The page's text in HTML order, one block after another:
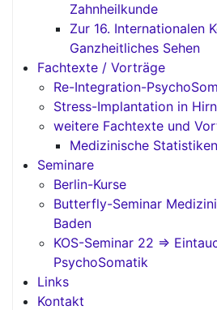
Zahnheilkunde
Zur 16. Internationalen
Ganzheitliches Sehen
Fachtexte / Vorträge
Re-Integration-
Stress-Implantation in
weitere Fachtexte und
Medizinische Statistiken
Seminare
Berlin-Kurse
Butterfly-Seminar
Baden
KOS-Seminar 22 =>
PsychoSomatik
Links
Kontakt